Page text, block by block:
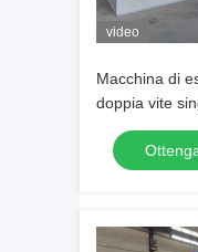
video
Macchina di
doppia vite
pesci